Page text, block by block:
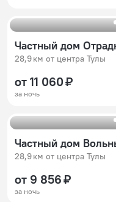
Частный дом
28,9 км от центра Тулы
от 11 060 ₽
за ночь
Частный дом
28,9 км от центра Тулы
от 9 856 ₽
за ночь